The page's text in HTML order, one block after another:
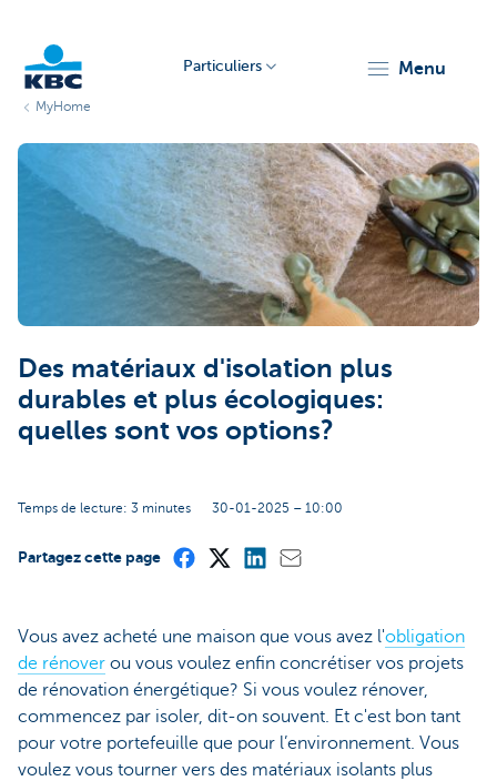
Particuliers menu
MyHome
Des matériaux d'isolation plus
durables et plus écologiques:
quelles sont vos options?
Temps de lecture: 3 minutes 30-01-2025 – 10:00
Partagez cette page
Vous avez acheté une maison que vous avez l'obligation
de rénover ou vous voulez enfin concrétiser vos projets
de rénovation énergétique? Si vous voulez rénover,
commencez par isoler, dit-on souvent. Et c'est bon tant
pour votre portefeuille que pour l’environnement. Vous
voulez vous tourner vers des matériaux isolants plus